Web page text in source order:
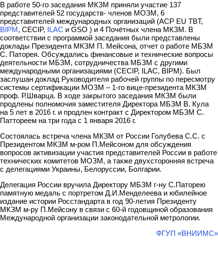
В работе 50-го заседания МКЗМ приняли участие 137
представителей 52 государств- членов МОЗМ, 6
представителей международных организаций (ACP EU TBT,
BIPM, CECIP, ILAC и GSO ) и 4 Почётных члена МКЗМ. В
соответствии с программой заседания были представлены
доклады Президента МКЗМ П. Мейсона, отчет о работе МБЗМ
С. Паторея. Обсуждались финансовые и технические вопросы
деятельности МБЗМ, сотрудничества МБЗМ с другими
международными организациями (CECIP, ILAC, BIPM). Был
заслушан доклад Руководителя рабочей группы по пересмотру
системы сертификации МОЗМ – 1-го вице-президента МКЗМ
проф. Р.Шварца. В ходе закрытого заседания МКЗМ были
продлены полномочия заместителя Директора МБЗМ В. Кула
на 5 лет в 2016 г. и продлен контракт с Директором МБЗМ С.
Паттореем на три года с 1 января 2016 г.
Состоялась встреча члена МКЗМ от России Голубева С.С. с
Президентом МКЗМ м-ром П.Мейсоном для обсуждения
вопросов активизации участия представителей России в работе
технических комитетов МОЗМ, а также двухсторонняя встреча
с делегациями Украины, Белоруссии, Болгарии.
Делегация России вручила Директору МБЗМ г-ну С.Паторею
памятную медаль с портретом Д.И.Менделеева и юбилейное
издание истории Росстандарта в год 90-летия Президенту
МКЗМ м-ру П.Мейсону в связи с 60-й годовщиной образования
Международной организации законодательной метрологии.
ФГУП «ВНИИМС»